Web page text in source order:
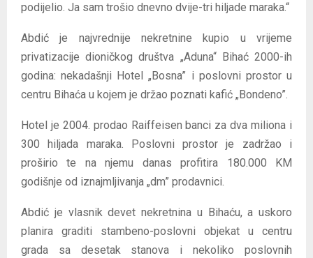
podijelio. Ja sam trošio dnevno dvije-tri hiljade maraka.“
Abdić je najvrednije nekretnine kupio u vrijeme
privatizacije dioničkog društva „Aduna“ Bihać 2000-ih
godina: nekadašnji Hotel „Bosna” i poslovni prostor u
centru Bihaća u kojem je držao poznati kafić „Bondeno”.
Hotel je 2004. prodao Raiffeisen banci za dva miliona i
300 hiljada maraka. Poslovni prostor je zadržao i
proširio te na njemu danas profitira 180.000 KM
godišnje od iznajmljivanja „dm” prodavnici.
Abdić je vlasnik devet nekretnina u Bihaću, a uskoro
planira graditi stambeno-poslovni objekat u centru
grada sa desetak stanova i nekoliko poslovnih